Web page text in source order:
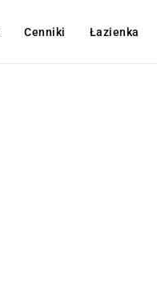
Cenniki Łazienka